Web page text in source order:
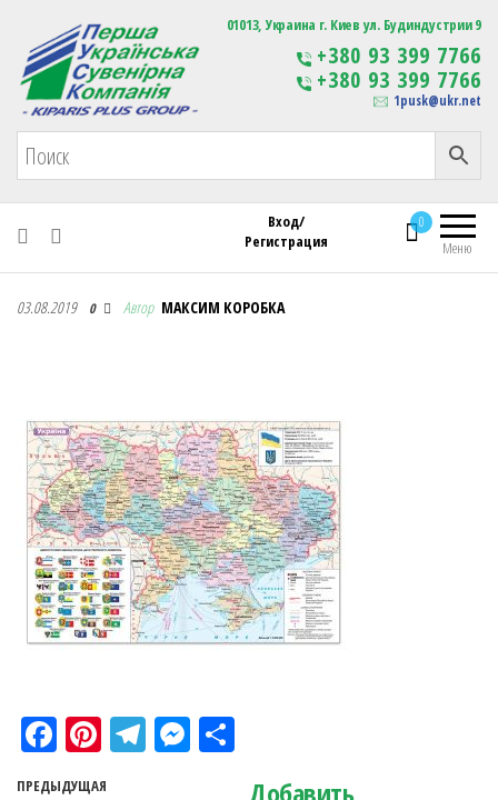
Первая Украинская Сувенирная Компания Изготовление
сувенирной продукции
с логотипом
01013, Украина г. Киев ул. Будиндустрии 9
+380 93 399 7766
+380 93 399 7766
1pusk@ukr.net
Меню
0
Вход/
Регистрация
Первая Украинская Сувенирная Компания
03.08.2019 0 Автор МАКСИМ КОРОБКА
Fa
ce
Pi
nt
Te M
Предыдущая запись
ПРЕДЫДУЩАЯ